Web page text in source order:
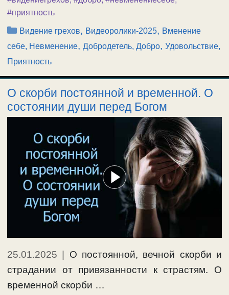
#приятность
Рубрики
Видение грехов, Видеоролики-2025, Вменение
себе, Невменение, Добродетель, Добро, Удовольствие,
Приятность
О скорби постоянной и временной. О
состоянии души перед Богом
25.01.2025
О постоянной, вечной скорби и
страдании от привязанности к страстям. О
временной скорби …